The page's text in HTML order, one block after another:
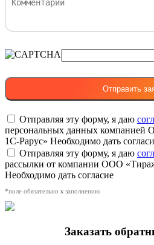
Отправляя эту форму, я даю
персональных данных
1С-Рарус» Необходимо дать
Отправляя эту форму, я даю
рассылки от компании ООО
Необходимо дать согласие
*поле обязательно к заполнению
Заказать